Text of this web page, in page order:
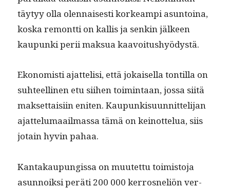
täy­tyy olla olen­nais­es­ti korkeampi asun­toina,
kos­ka remont­ti on kallis ja senkin jäl­keen
kaupun­ki perii mak­sua kaavoitushyödystä.
Ekon­o­misti ajat­telisi, että jokaisel­la ton­til­la on
suh­teelli­nen etu siihen toim­intaan, jos­sa siitä
mak­set­taisi­in eniten. Kaupunkisu­un­nit­teli­jan
ajat­telumaail­mas­sa tämä on keinot­telua, siis
jotain hyvin pahaa.
Kan­takaupungis­sa on muutet­tu toimis­to­ja
asun­noik­si peräti 200 000 ker­rosneliön ver­